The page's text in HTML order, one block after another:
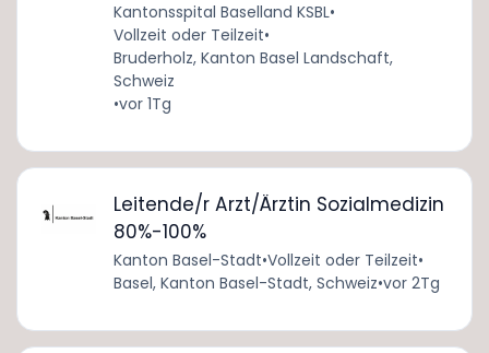
Kantonsspital Baselland KSBL•
Vollzeit oder Teilzeit•
Bruderholz, Kanton Basel Landschaft,
Schweiz
•vor 1Tg
Leitende/r Arzt/Ärztin Sozialmedizin
80%-100%
Kanton Basel-Stadt•Vollzeit oder Teilzeit•
Basel, Kanton Basel-Stadt, Schweiz•vor 2Tg